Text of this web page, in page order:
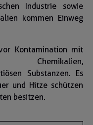
Industrie sowie
kommen Einweg
Kontamination mit
Chemikalien,
Substanzen. Es
und Hitze schützen
besitzen.